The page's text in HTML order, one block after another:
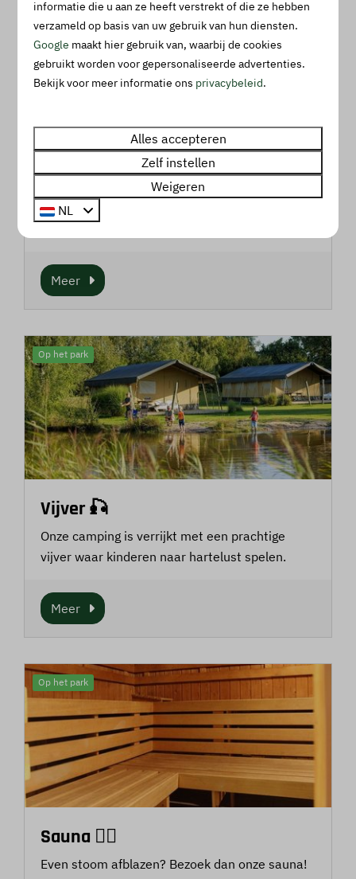
Op het park
Recreatieteam 🎉
In het hoogseizoen zorgt het recreatieteam
voor een afwisselend, leuk en gezellig
Meer
Op het park
Vijver 🎣
Onze camping is verrijkt met een prachtige
vijver waar kinderen naar hartelust spelen.
Meer
Op het park
Sauna 🧖‍♀
Even stoom afblazen? Bezoek dan onze sauna!
informatie die u aan ze heeft verstrekt of die ze hebben
verzameld op basis van uw gebruik van hun diensten.
Google maakt hier gebruik van, waarbij de cookies
gebruikt worden voor gepersonaliseerde advertenties.
Bekijk voor meer informatie ons privacybeleid.
Alles accepteren
Zelf instellen
Weigeren
NL